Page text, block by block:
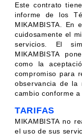
Este contrato
informe de los
MIKAMBISTA. En
cuidosamente el
servicios. El
MIKAMBISTA
como la
compromiso para
observancia de la
cambio conforme
TARIFAS
MIKAMBISTA no
el uso de sus